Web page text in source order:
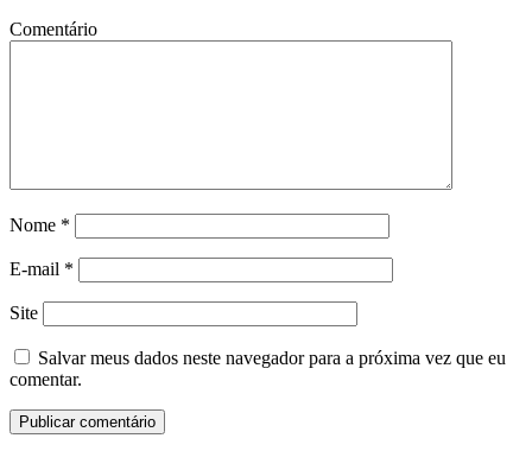
Comentário
Nome *
E-mail *
Site
Salvar meus dados neste navegador para a próxima vez que eu
comentar.